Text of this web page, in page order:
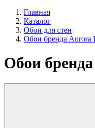
Главная
Каталог
Обои для стен
Обои бренда Aurora
Обои